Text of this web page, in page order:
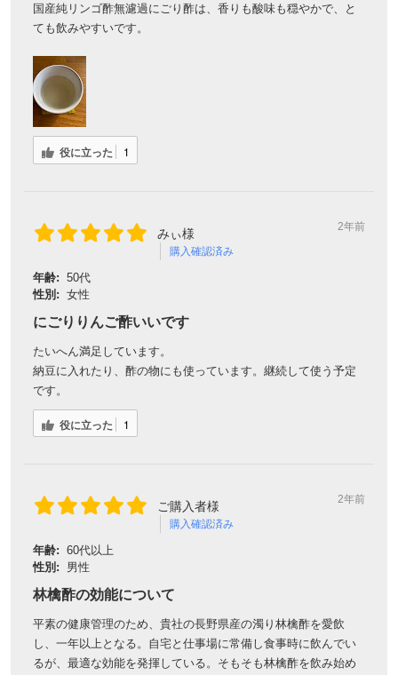
国産純リンゴ酢無濾過にごり酢は、香りも酸味も穏やかで、と
ても飲みやすいです。
役に立った 1
みぃ様
購入確認済み
2年前
年齢: 50代
性別: 女性
にごりりんご酢いいです
たいへん満足しています。
納豆に入れたり、酢の物にも使っています。継続して使う予定
です。
役に立った 1
ご購入者様
購入確認済み
2年前
年齢: 60代以上
性別:
男性
林檎酢の効能について
平素の健康管理のため、貴社の長野県産の濁り林檎酢を愛飲
し、一年以上となる。自宅と仕事場に常備し食事時に飲んでい
るが、最適な効能を発揮している。そもそも林檎酢を飲み始め